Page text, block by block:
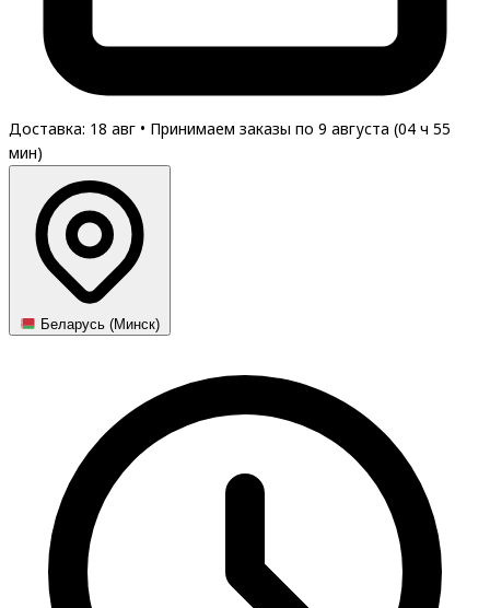
Доставка: 18 авг • Принимаем заказы по 9 августа (04 ч 55
мин)
Беларусь (Минск)